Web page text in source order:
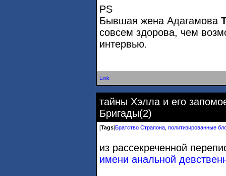
PS
Бывшая жена Адагамова
совсем здорова, чем
интервью.
Link
тайны Хэлла и его
Бригады(2)
[Tags|Братство Страпона политизированные
из рассекреченной
имени анальной